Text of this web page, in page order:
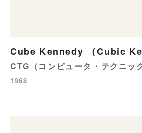
Cube Kennedy （Cubic
CTG（コンピュータ・テクニッ
1968